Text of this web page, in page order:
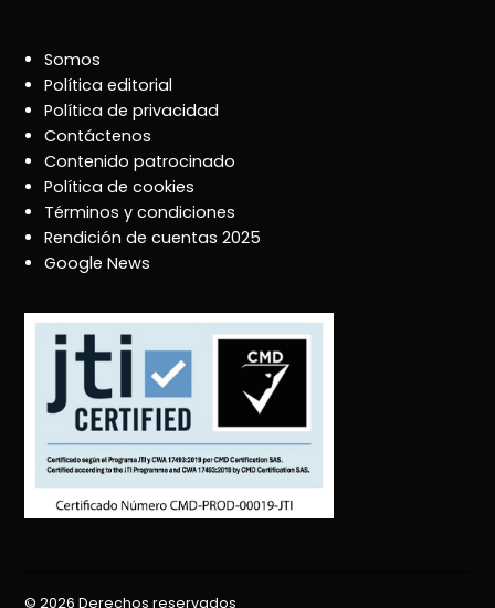
Somos
Política editorial
Política de privacidad
Contáctenos
Contenido patrocinado
Política de cookies
Términos y condiciones
Rendición de cuentas 2025
Google News
© 2026 Derechos reservados